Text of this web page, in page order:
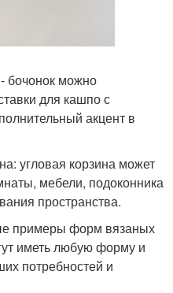
бочонок можно
для кашпо с
акцент в
угловая корзина может
мебели, подоконника
пространства.
примеры форм вязаных
иметь любую форму и
потребностей и